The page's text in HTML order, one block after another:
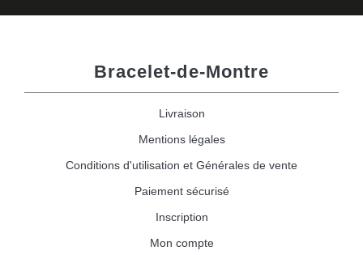
Bracelet-de-Montre
Livraison
Mentions légales
Conditions d'utilisation et Générales de vente
Paiement sécurisé
Inscription
Mon compte